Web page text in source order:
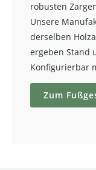
robusten
Unsere
derselben
ergeben Stand
Konfigurierbar
Zum